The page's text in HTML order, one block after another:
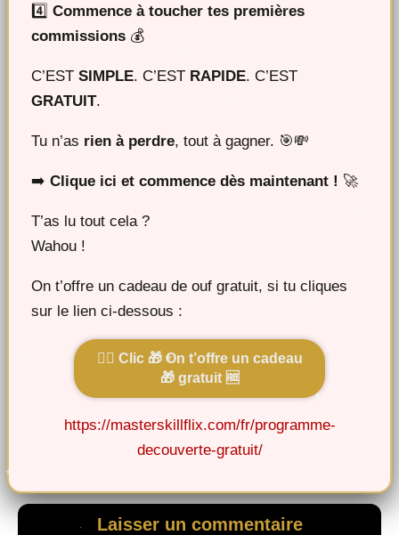
4️⃣ Commence à toucher tes premières
commissions 💰
C’EST SIMPLE. C’EST RAPIDE. C’EST
GRATUIT.
Tu n’as rien à perdre, tout à gagner. 🎯💸
➡️ Clique ici et commence dès maintenant ! 🚀
T’as lu tout cela ?
Wahou !
On t’offre un cadeau de ouf gratuit, si tu cliques
sur le lien ci-dessous :
👉🏻 Clic 🎁 On t’offre un cadeau
🎁 gratuit 🆓
https://masterskillflix.com/fr/programme-
decouverte-gratuit/
Laisser un commentaire